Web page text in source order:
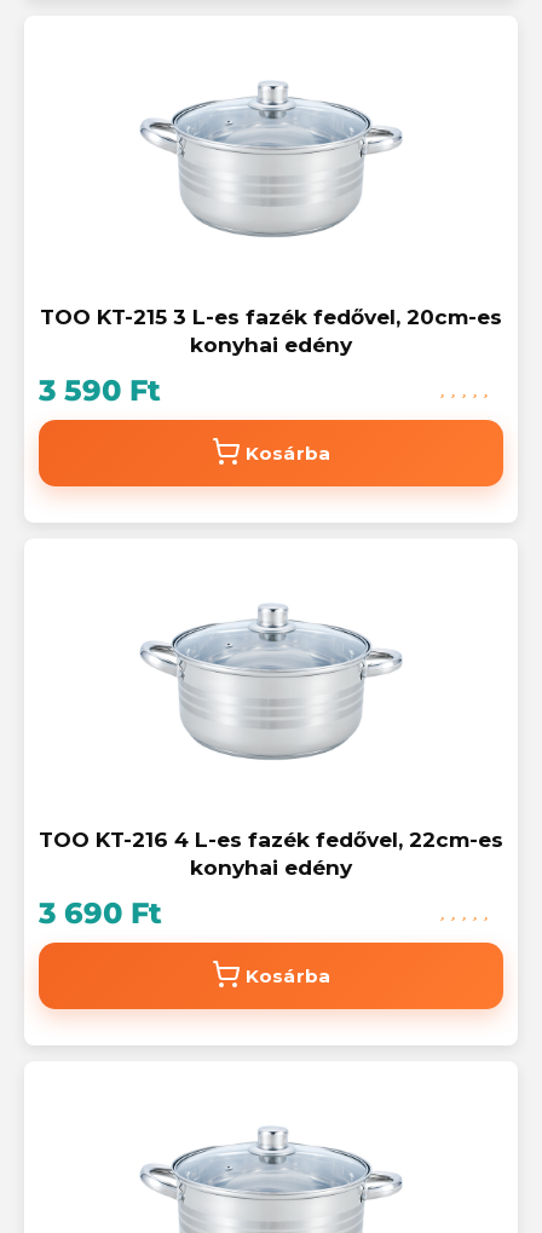
TOO KT-215 3 L-es fazék fedővel, 20cm-es
konyhai edény
3 590 Ft
Kosárba
TOO KT-216 4 L-es fazék fedővel, 22cm-es
konyhai edény
3 690 Ft
Kosárba